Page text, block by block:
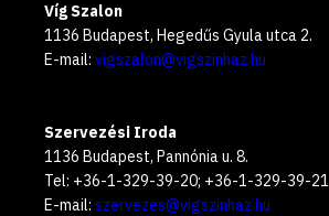
Víg Szalon
1136 Budapest, Hegedűs Gyula utca 2.
E-mail: vigszalon@vigszinhaz.hu
Szervezési Iroda
1136 Budapest, Pannónia u. 8.
Tel: +36-1-329-39-20; +36-1-329-39-21
E-mail: szervezes@vigszinhaz.hu